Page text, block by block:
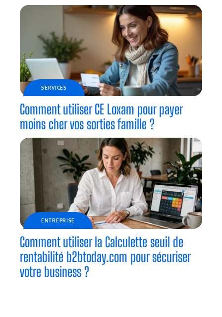
SERVICES
Comment utiliser CE Loxam pour payer
moins cher vos sorties famille ?
ENTREPRISE
Comment utiliser la Calculette seuil de
rentabilité b2btoday.com pour sécuriser
votre business ?